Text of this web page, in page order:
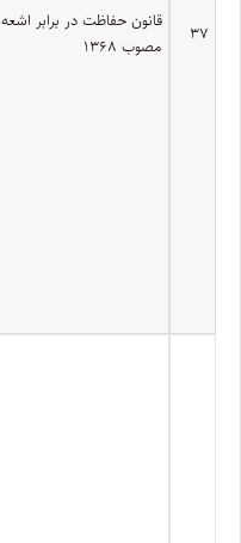
۳۷
قانون حفاظت در برابر اشعه
مصوب ۱۳۶۸